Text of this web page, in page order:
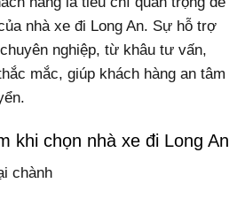
nhà xe đi Long An. Sự hỗ trợ
nghiệp, từ khâu tư vấn,
mắc, giúp khách hàng an tâm
khi chọn nhà xe đi Long An
chành